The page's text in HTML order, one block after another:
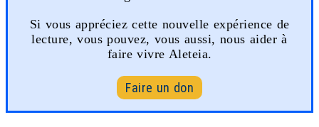
Si vous appréciez cette nouvelle expérience de
lecture, vous pouvez, vous aussi, nous aider à
faire vivre Aleteia.
Faire un don